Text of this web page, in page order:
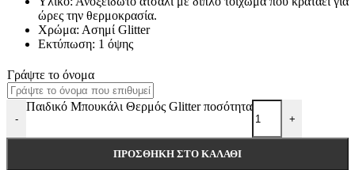
ώρες την θερμοκρασία.
Χρώμα: Ασημί Glitter
Εκτύπωση: 1 όψης
Γράψτε το όνομα
-
Παιδικό Μπουκάλι Θερμός Glitter ποσότητα
+
ΠΡΟΣΘΉΚΗ ΣΤΟ ΚΑΛΆΘΙ